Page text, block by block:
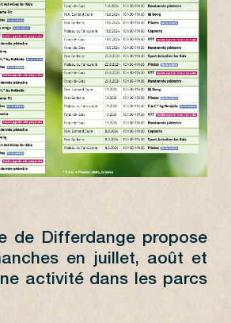
de Differdange propose
en juillet, août et
activité dans les parcs